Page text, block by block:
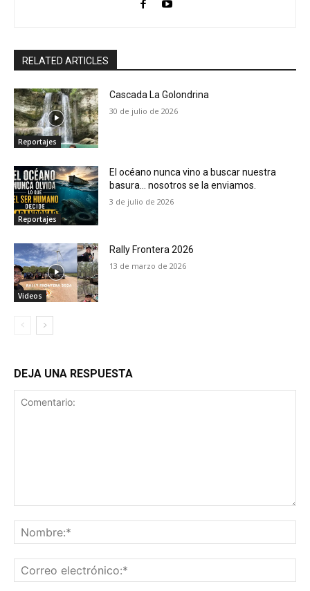
RELATED ARTICLES
Reportajes
Cascada La Golondrina
30 de julio de 2026
Reportajes
El océano nunca vino a buscar nuestra
basura… nosotros se la enviamos.
3 de julio de 2026
Videos
Rally Frontera 2026
13 de marzo de 2026
DEJA UNA RESPUESTA